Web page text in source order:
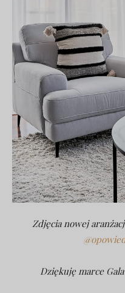
Zdjęcia nowej
Dziękuję marce